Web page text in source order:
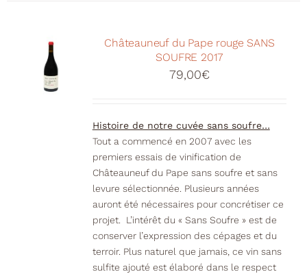
Châteauneuf du Pape rouge SANS
SOUFRE 2017
79,00€
Histoire de notre cuvée sans soufre…
Tout a commencé en 2007 avec les
premiers essais de vinification de
Châteauneuf du Pape sans soufre et sans
levure sélectionnée. Plusieurs années
auront été nécessaires pour concrétiser ce
projet. L’intérêt du « Sans Soufre » est de
conserver l’expression des cépages et du
terroir. Plus naturel que jamais, ce vin sans
sulfite ajouté est élaboré dans le respect